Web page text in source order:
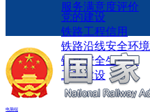
服务满意度评价
党的建设
铁路工程信用
铁路沿线安全环
铁路安全生产月
工程建设
电脑端